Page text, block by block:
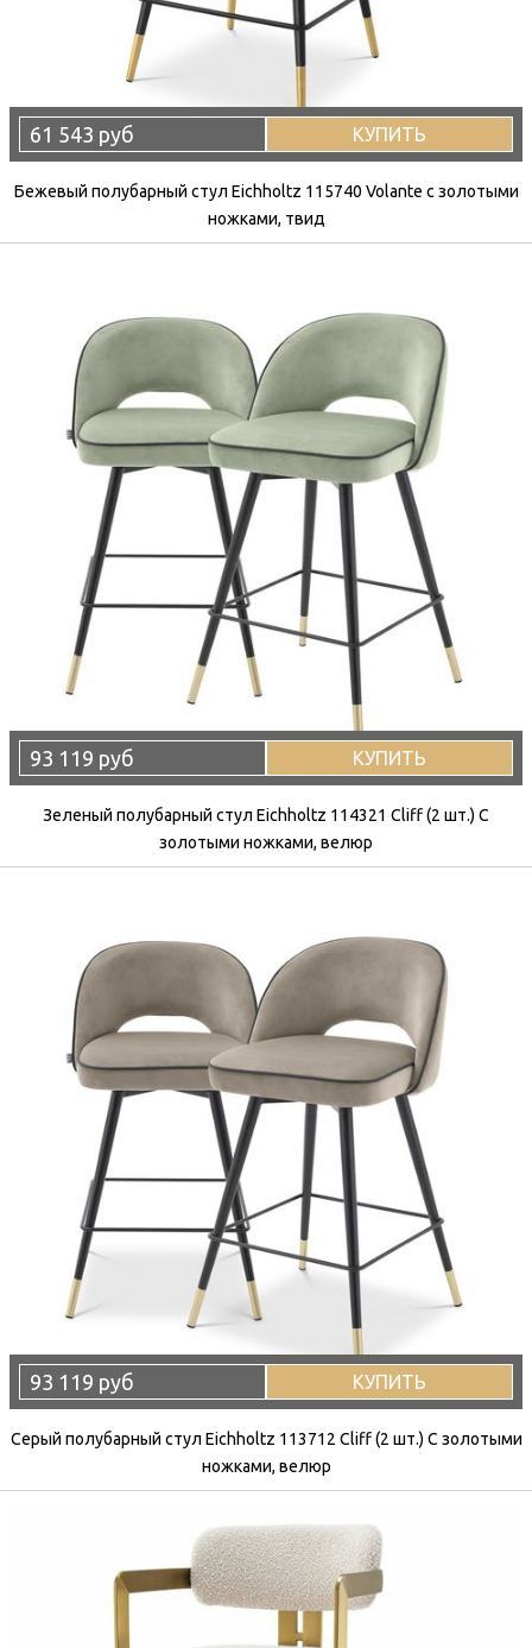
61 543 руб КУПИТЬ
Бежевый полубарный стул Eichholtz 115740 Volante с золотыми
ножками, твид
93 119 руб КУПИТЬ
Зеленый полубарный стул Eichholtz 114321 Cliff (2 шт.) С
золотыми ножками, велюр
93 119 руб КУПИТЬ
Серый полубарный стул Eichholtz 113712 Cliff (2 шт.) С золотыми
ножками, велюр